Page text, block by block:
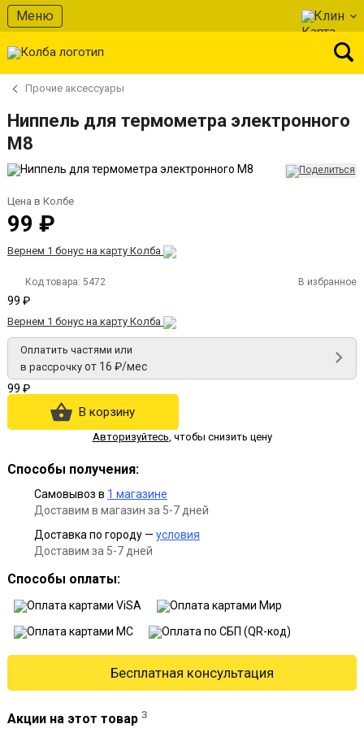
Меню Клин
Прочие аксессуары
Ниппель для термометра электронного
М8
Цена в Колбе
99 ₽
Вернем 1 бонус на карту Колба
Код товара: 5472 В избранное
99 ₽
Вернем 1 бонус на карту Колба
Оплатить частями или
в рассрочку от 16 ₽/мес
99 ₽
В корзину
Авторизуйтесь, чтобы снизить цену
Способы получения:
Самовывоз в 1 магазине
Доставим в магазин за 5-7 дней
Доставка по городу — условия
Доставим за 5-7 дней
Способы оплаты:
Бесплатная консультация
Акции на этот товар 3